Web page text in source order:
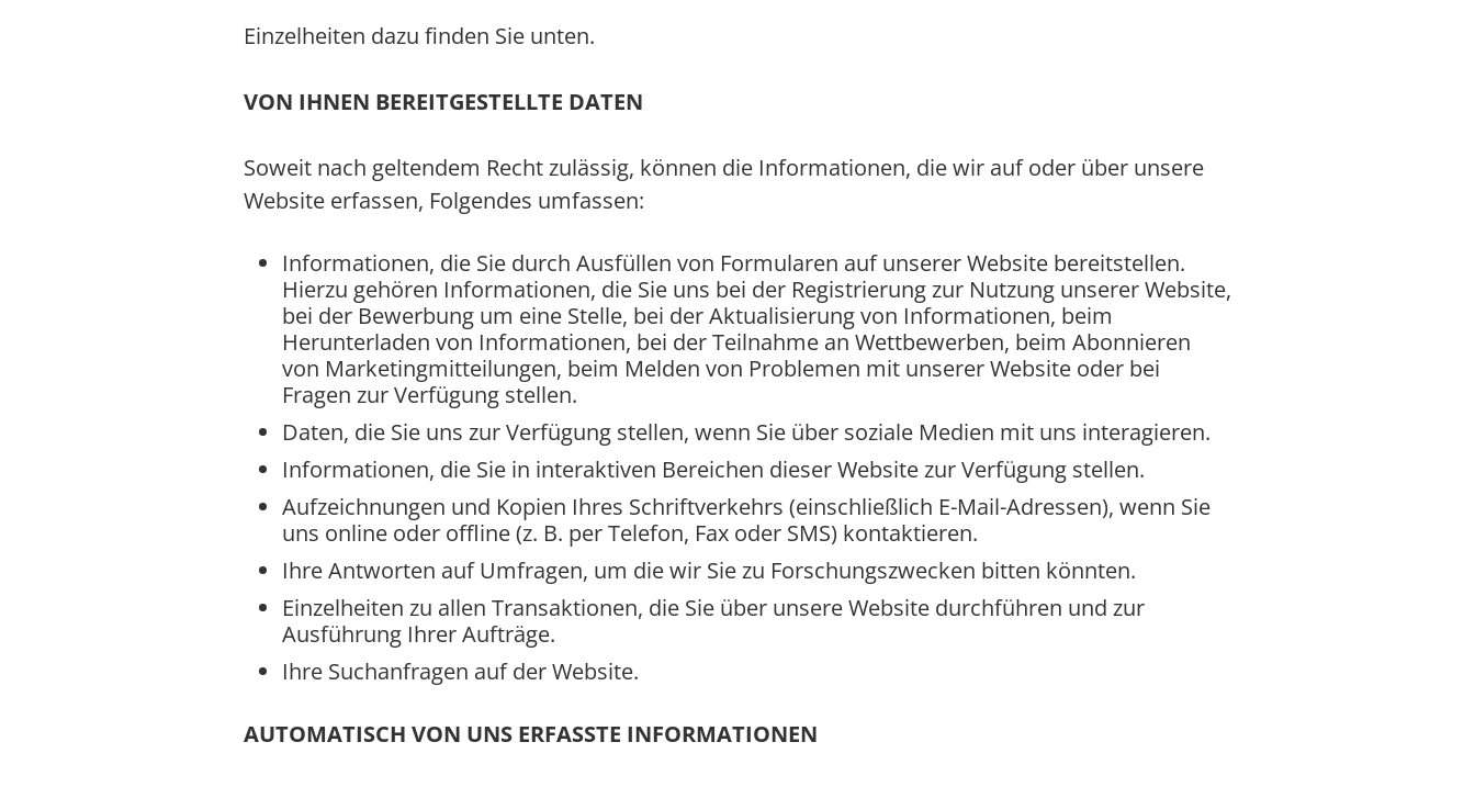
Einzelheiten dazu finden Sie unten.
VON IHNEN BEREITGESTELLTE DATEN
Soweit nach geltendem Recht zulässig, können die Informationen, die wir auf oder über unsere
Website erfassen, Folgendes umfassen:
Informationen, die Sie durch Ausfüllen von Formularen auf unserer Website bereitstellen.
Hierzu gehören Informationen, die Sie uns bei der Registrierung zur Nutzung unserer Website,
bei der Bewerbung um eine Stelle, bei der Aktualisierung von Informationen, beim
Herunterladen von Informationen, bei der Teilnahme an Wettbewerben, beim Abonnieren
von Marketingmitteilungen, beim Melden von Problemen mit unserer Website oder bei
Fragen zur Verfügung stellen.
Daten, die Sie uns zur Verfügung stellen, wenn Sie über soziale Medien mit uns interagieren.
Informationen, die Sie in interaktiven Bereichen dieser Website zur Verfügung stellen.
Aufzeichnungen und Kopien Ihres Schriftverkehrs (einschließlich E-Mail-Adressen), wenn Sie
uns online oder offline (z. B. per Telefon, Fax oder SMS) kontaktieren.
Ihre Antworten auf Umfragen, um die wir Sie zu Forschungszwecken bitten könnten.
Einzelheiten zu allen Transaktionen, die Sie über unsere Website durchführen und zur
Ausführung Ihrer Aufträge.
Ihre Suchanfragen auf der Website.
AUTOMATISCH VON UNS ERFASSTE INFORMATIONEN